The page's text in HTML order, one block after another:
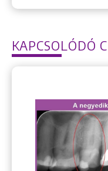
KAPCSOLÓDÓ